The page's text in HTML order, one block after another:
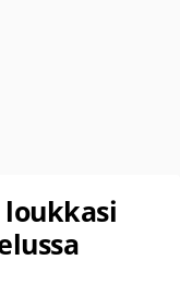
loukkasi